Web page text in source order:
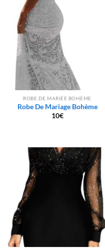
ROBE DE MARIÉE BOHÈME
Robe De Mariage Bohème
10€